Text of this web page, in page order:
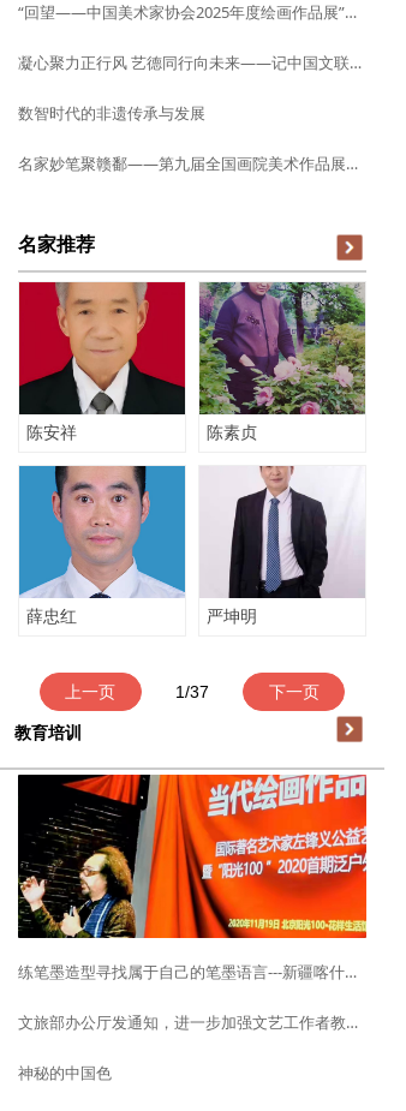
“回望——中国美术家协会2025年度绘画作品展”在京开幕
凝心聚力正行风 艺德同行向未来——记中国文联2026年度“文艺两新”行风建设培训班
数智时代的非遗传承与发展
名家妙笔聚赣鄱——第九届全国画院美术作品展览江西巡展作品欣赏
名家推荐
陈安祥 陈素贞
薛忠红 严坤明
上一页 下一页
1/37
教育培训
练笔墨造型寻找属于自己的笔墨语言---新疆喀什山水画写生
文旅部办公厅发通知，进一步加强文艺工作者教育管理和道德建设！
神秘的中国色
教育培训